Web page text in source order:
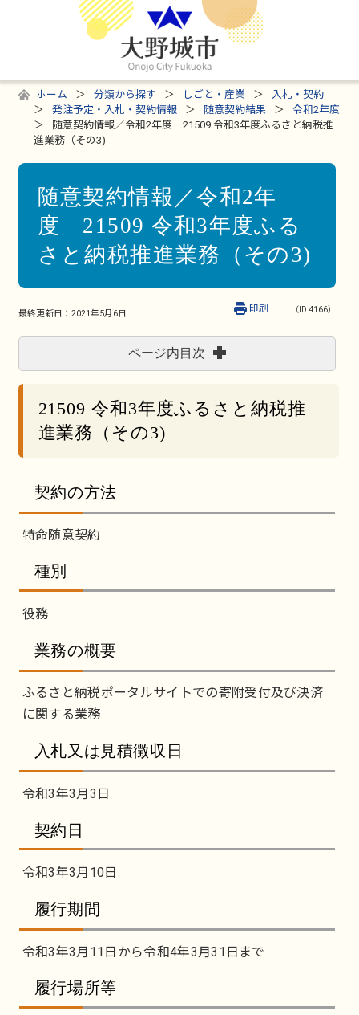
ホーム 分類から探す しごと・産業
入札・契約
発注予定・入札・契約情報
随意契約結果
令和2年度
随意契約情報／令和2年度 21509 令和3年度ふるさと納税推
進業務（その3)
随意契約情報／令和2年
度 21509 令和3年度ふる
さと納税推進業務（その3)
最終更新日： 2021年5月6日 （ID:4166）
印刷
ページ内目次
21509 令和3年度ふるさと納税推
進業務（その3)
契約の方法
特命随意契約
種別
役務
業務の概要
ふるさと納税ポータルサイトでの寄附受付及び決済
に関する業務
入札又は見積徴収日
令和3年3月3日
契約日
令和3年3月10日
履行期間
令和3年3月11日から令和4年3月31日まで
履行場所等